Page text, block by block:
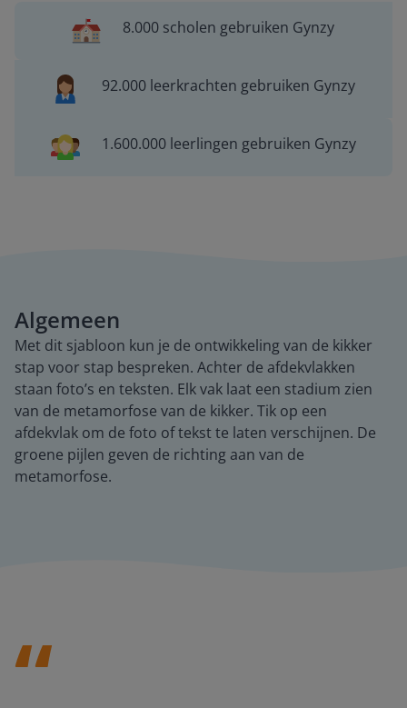
8.000 scholen gebruiken Gynzy
92.000 leerkrachten gebruiken Gynzy
1.600.000 leerlingen gebruiken Gynzy
Algemeen
Met dit sjabloon kun je de ontwikkeling van de kikker
stap voor stap bespreken. Achter de afdekvlakken
staan foto’s en teksten. Elk vak laat een stadium zien
van de metamorfose van de kikker. Tik op een
afdekvlak om de foto of tekst te laten verschijnen. De
groene pijlen geven de richting aan van de
metamorfose.